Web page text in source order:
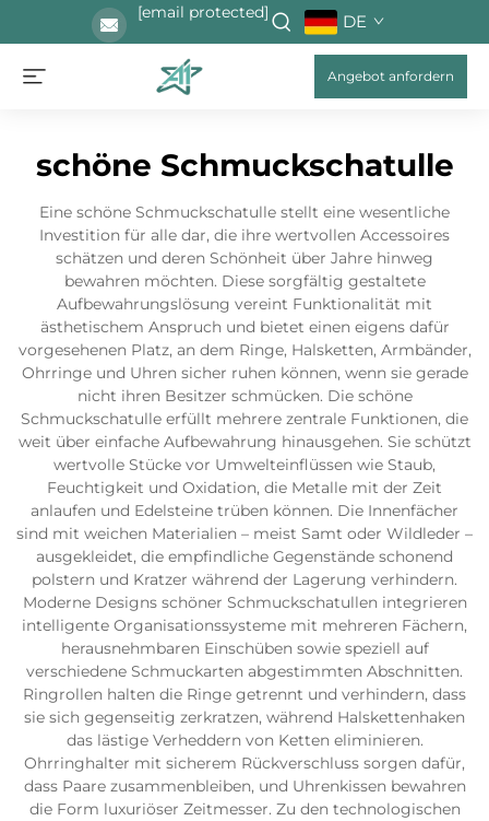
[email protected] DE
Angebot anfordern
schöne Schmuckschatulle
Eine schöne Schmuckschatulle stellt eine wesentliche
Investition für alle dar, die ihre wertvollen Accessoires
schätzen und deren Schönheit über Jahre hinweg
bewahren möchten. Diese sorgfältig gestaltete
Aufbewahrungslösung vereint Funktionalität mit
ästhetischem Anspruch und bietet einen eigens dafür
vorgesehenen Platz, an dem Ringe, Halsketten, Armbänder,
Ohrringe und Uhren sicher ruhen können, wenn sie gerade
nicht ihren Besitzer schmücken. Die schöne
Schmuckschatulle erfüllt mehrere zentrale Funktionen, die
weit über einfache Aufbewahrung hinausgehen. Sie schützt
wertvolle Stücke vor Umwelteinflüssen wie Staub,
Feuchtigkeit und Oxidation, die Metalle mit der Zeit
anlaufen und Edelsteine trüben können. Die Innenfächer
sind mit weichen Materialien – meist Samt oder Wildleder –
ausgekleidet, die empfindliche Gegenstände schonend
polstern und Kratzer während der Lagerung verhindern.
Moderne Designs schöner Schmuckschatullen integrieren
intelligente Organisationssysteme mit mehreren Fächern,
herausnehmbaren Einschüben sowie speziell auf
verschiedene Schmuckarten abgestimmten Abschnitten.
Ringrollen halten die Ringe getrennt und verhindern, dass
sie sich gegenseitig zerkratzen, während Halskettenhaken
das lästige Verheddern von Ketten eliminieren.
Ohrringhalter mit sicherem Rückverschluss sorgen dafür,
dass Paare zusammenbleiben, und Uhrenkissen bewahren
die Form luxuriöser Zeitmesser. Zu den technologischen